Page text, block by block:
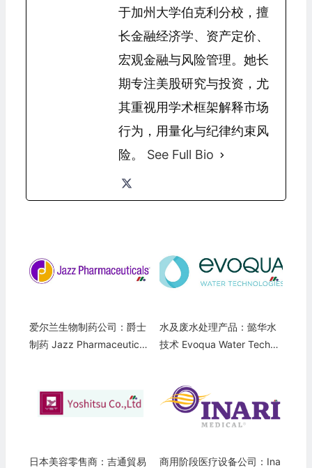
于加州大学伯克利分校，擅
长金融经济学、资产定价、
宏观金融与风险管理。她长
期专注美股研究与投资，尤
其重视用学术框架解释市场
行为，用量化与纪律约束风
险。 See Full Bio
爱尔兰生物制药公司：爵士
制药 Jazz Pharmaceuticals
水及废水处理产品：懿华水
技术 Evoqua Water Techno
日本美容零售商：吉通貿易
商用阶段医疗设备公司：Ina